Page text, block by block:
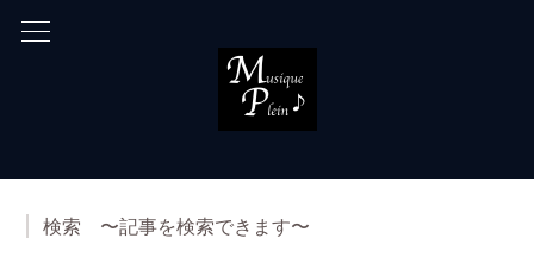
検索 〜記事を検索できます〜